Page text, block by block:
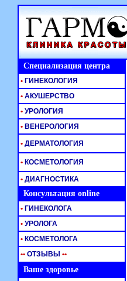
Специализация центра
• ГИНЕКОЛОГИЯ
• АКУШЕРСТВО
• УРОЛОГИЯ
• ВЕНЕРОЛОГИЯ
• ДЕРМАТОЛОГИЯ
• КОСМЕТОЛОГИЯ
• ДИАГНОСТИКА
Консультация online
• ГИНЕКОЛОГА
• УРОЛОГА
• КОСМЕТОЛОГА
•• ОТЗЫВЫ ••
Ваше здоровье